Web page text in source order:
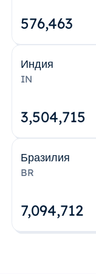
576,463
Индия
IN
3,504,715
Бразилия
BR
7,094,712